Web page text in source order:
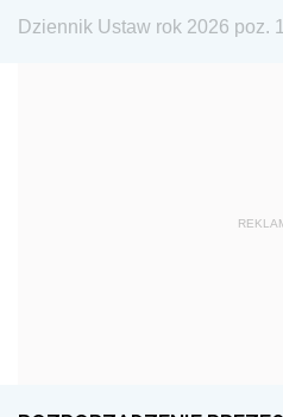
1984 1983
Dziennik Ustaw rok 2026 poz.